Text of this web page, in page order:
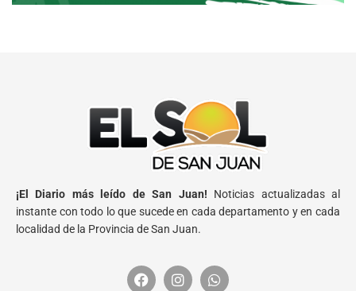
¡El Diario más leído de San Juan! Noticias actualizadas al
instante con todo lo que sucede en cada departamento y en cada
localidad de la Provincia de San Juan.